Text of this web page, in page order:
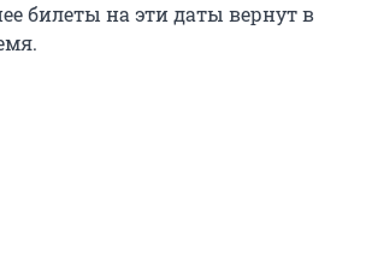
билеты на эти даты вернут в